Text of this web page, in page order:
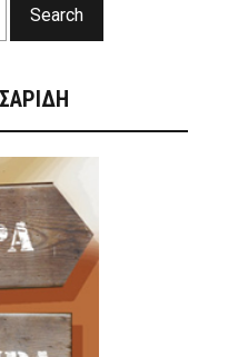
Search